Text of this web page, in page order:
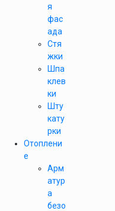
я
фас
ада
Стя
жки
Шпа
клев
ки
Шту
кату
рки
Отоплени
е
Арм
атур
а
безо